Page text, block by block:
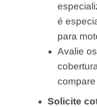
é
para
Avalie
Solicite